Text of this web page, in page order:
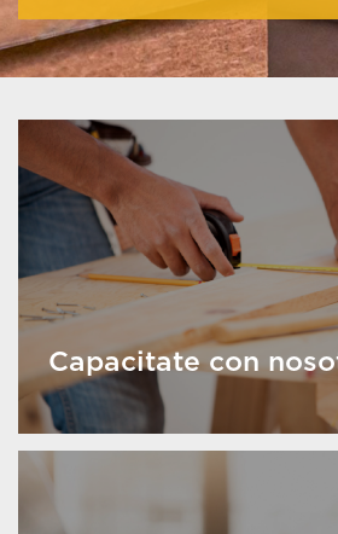
Capacitate con